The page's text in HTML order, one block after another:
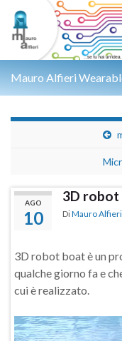
Mauro Alfieri
AGO
10
3D
DiMauro Alfieri
3D robot boat è un
qualche giorno fa e
cui è realizzato.